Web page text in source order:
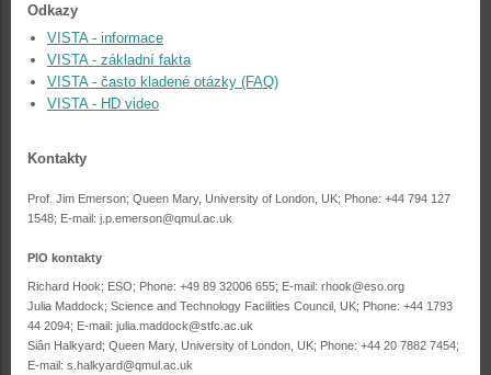
Odkazy
VISTA - informace
VISTA - základní fakta
VISTA - často kladené otázky (FAQ)
VISTA - HD video
Kontakty
Prof. Jim Emerson; Queen Mary, University of London, UK; Phone: +44 794 127
1548; E-mail: j.p.emerson@qmul.ac.uk
PIO kontakty
Richard Hook; ESO; Phone: +49 89 32006 655; E-mail: rhook@eso.org
Julia Maddock; Science and Technology Facilities Council, UK; Phone: +44 1793
44 2094; E-mail: julia.maddock@stfc.ac.uk
Siân Halkyard; Queen Mary, University of London, UK; Phone: +44 20 7882 7454;
E-mail: s.halkyard@qmul.ac.uk